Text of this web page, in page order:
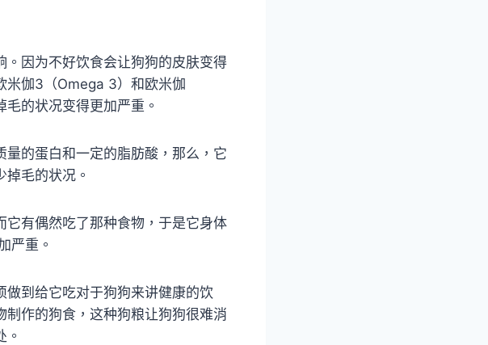
因为不好饮食会让狗狗的皮肤变得
米伽3（Omega 3）和欧米伽
的状况变得更加严重。
的蛋白和一定的脂肪酸，那么，它
毛的状况。
有偶然吃了那种食物，于是它身体
严重。
到给它吃对于狗狗来讲健康的饮
作的狗食，这种狗粮让狗狗很难消